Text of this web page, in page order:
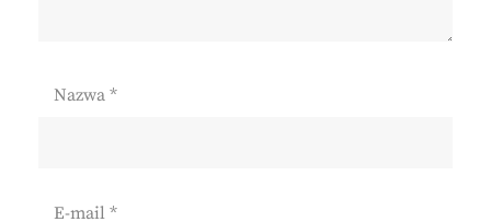
Nazwa *
E-mail *